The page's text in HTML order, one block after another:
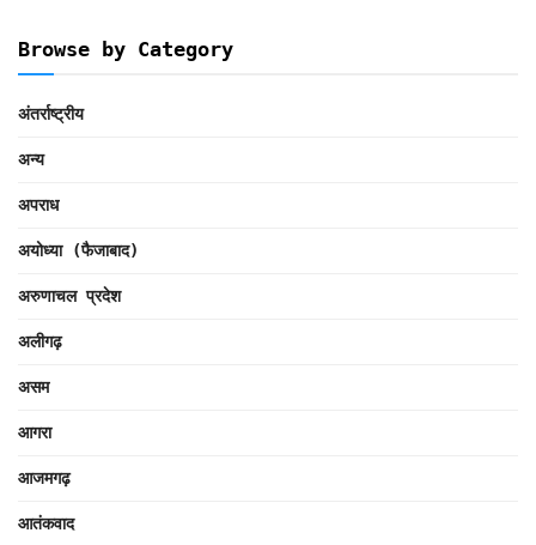
Browse by Category
अंतर्राष्ट्रीय
अन्य
अपराध
अयोध्या (फैजाबाद)
अरुणाचल प्रदेश
अलीगढ़
असम
आगरा
आजमगढ़
आतंकवाद